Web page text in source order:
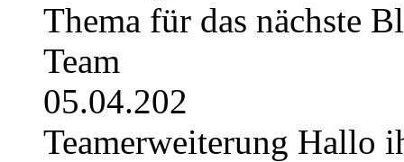
Thema für das nächste
Team
05.04.202
Teamerweiterung Hallo